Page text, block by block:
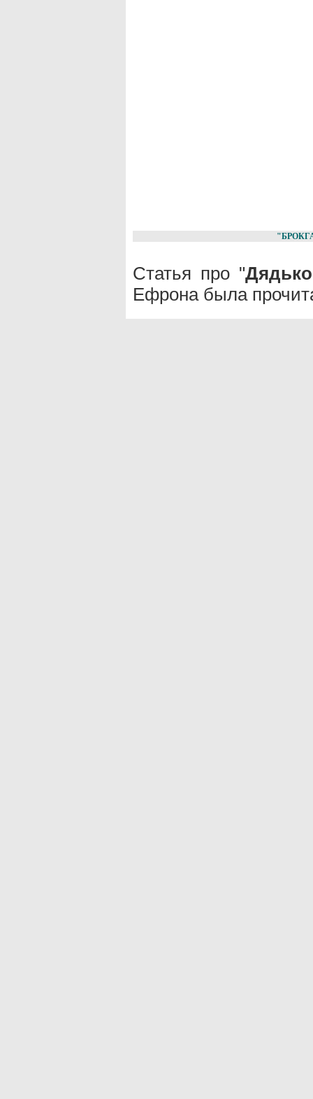
Статья про "
Ефрона была